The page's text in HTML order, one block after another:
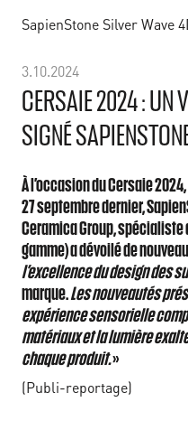
SapienStone Silver Wave
3.10.2024
CERSAIE 2024 : UN
SIGNÉ
À l’occasion du Cersaie
27 septembre dernier,
Ceramica Group,
gamme) a dévoilé de
l’excellence du design des
marque.Les nouveautés
expérience sensorielle
matériaux et la lumière
chaque produit.»
(Publi-reportage)